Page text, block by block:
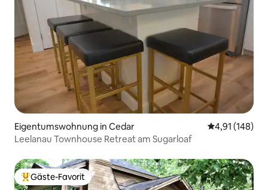
Eigentumswohnung in Cedar
4,91 (148)
Leelanau Townhouse Retreat am Sugarloaf
Beliebter Gäste-Favorit.
Gäste-Favorit